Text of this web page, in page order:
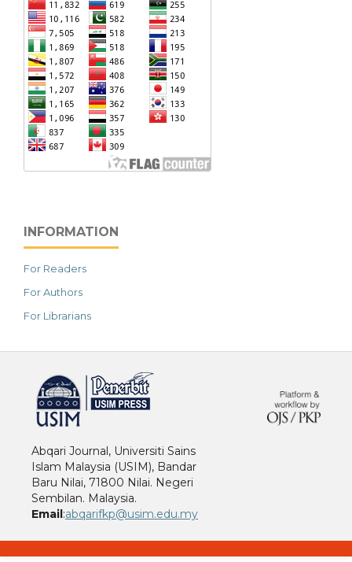
INFORMATION
For Readers
For Authors
For Librarians
Abqari Journal, Universiti Sains
Islam Malaysia (USIM), Bandar
Baru Nilai, 71800 Nilai. Negeri
Sembilan. Malaysia.
Email:abqarifkp@usim.edu.my